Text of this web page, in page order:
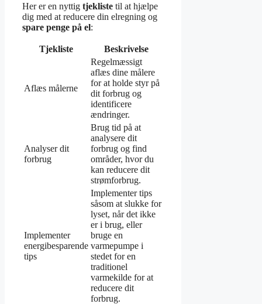
Her er en nyttig tjekliste til at hjælpe
dig med at reducere din elregning og
spare penge på el:
Tjekliste Beskrivelse
Aflæs målerne
Regelmæssigt
aflæs dine målere
for at holde styr på
dit forbrug og
identificere
ændringer.
Analyser dit
forbrug
Brug tid på at
analysere dit
forbrug og find
områder, hvor du
kan reducere dit
strømforbrug.
Implementer
energibesparende
tips
Implementer tips
såsom at slukke for
lyset, når det ikke
er i brug, eller
bruge en
varmepumpe i
stedet for en
traditionel
varmekilde for at
reducere dit
forbrug.